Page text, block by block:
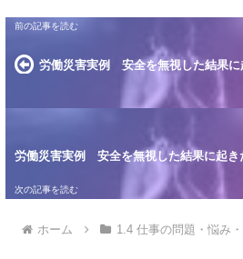
労働災害実例 安全を無視した結果に
労働災害実例 安全を無視した結果に起き
ホーム 1.4 仕事の問題・悩み